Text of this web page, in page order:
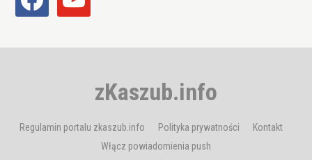
zKaszub.info
Regulamin portalu zkaszub.info Polityka prywatności
Kontakt
Włącz powiadomienia push